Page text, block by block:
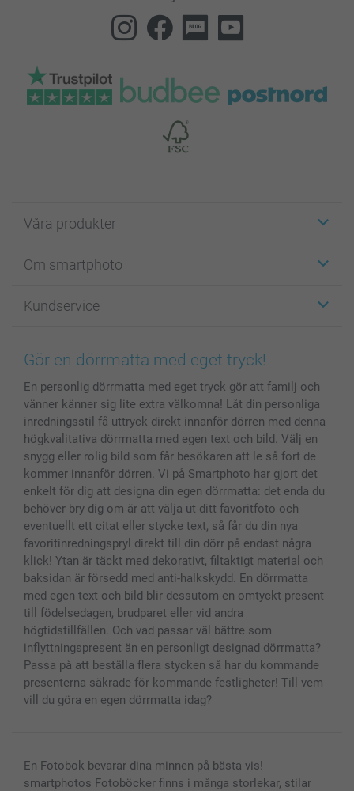
Våra produkter
Fotokort
Fotoböcker
Bilder, Fotoförstoring & Fotohäften
MyNameBook
Fotoalmanackor & Fotoagenda
Fotoramar & Tillbehör
Presentkort
Alla fotoprodukter
Om smartphoto
För affiliates
Cookie Policy
Villkor och garantier
Investor Relations
Kundservice
smartgaranti
Priser & betalning
Status på beställningar
Gör en dörrmatta med eget tryck!
En personlig dörrmatta med eget tryck gör att familj och
vänner känner sig lite extra välkomna! Låt din personliga
inredningsstil få uttryck direkt innanför dörren med denna
högkvalitativa dörrmatta med egen text och bild. Välj en
snygg eller rolig bild som får besökaren att le så fort de
kommer innanför dörren. Vi på Smartphoto har gjort det
enkelt för dig att designa din egen dörrmatta: det enda du
behöver bry dig om är att välja ut ditt favoritfoto och
eventuellt ett citat eller stycke text, så får du din nya
favoritinredningspryl direkt till din dörr på endast några
klick! Ytan är täckt med dekorativt, filtaktigt material och
baksidan är försedd med anti-halkskydd. En dörrmatta
med egen text och bild blir dessutom en omtyckt present
till födelsedagen, brudparet eller vid andra
högtidstillfällen. Och vad passar väl bättre som
inflyttningspresent än en personligt designad dörrmatta?
Passa på att beställa flera stycken så har du kommande
presenterna säkrade för kommande festligheter! Till vem
vill du göra en egen dörrmatta idag?
En Fotobok bevarar dina minnen på bästa vis!
smartphotos Fotoböcker finns i många storlekar, stilar